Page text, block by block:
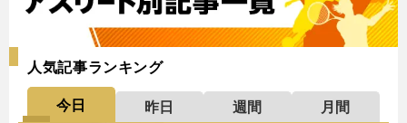
人気記事ランキング
今日 昨日 週間
月間